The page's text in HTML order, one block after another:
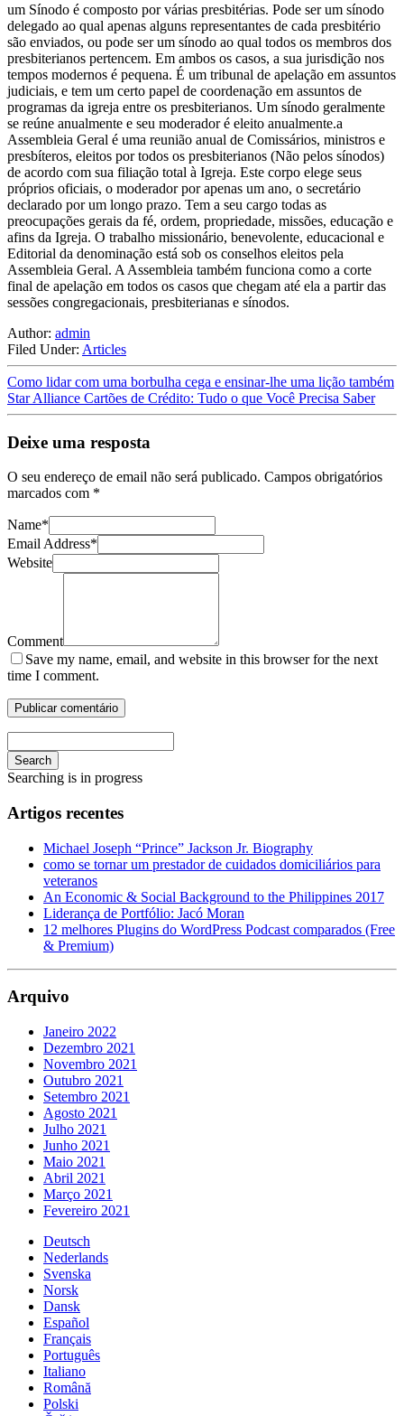
um Sínodo é composto por várias presbitérias. Pode ser um sínodo
delegado ao qual apenas alguns representantes de cada presbitério
são enviados, ou pode ser um sínodo ao qual todos os membros dos
presbiterianos pertencem. Em ambos os casos, a sua jurisdição nos
tempos modernos é pequena. É um tribunal de apelação em assuntos
judiciais, e tem um certo papel de coordenação em assuntos de
programas da igreja entre os presbiterianos. Um sínodo geralmente
se reúne anualmente e seu moderador é eleito anualmente.a
Assembleia Geral é uma reunião anual de Comissários, ministros e
presbíteros, eleitos por todos os presbiterianos (Não pelos sínodos)
de acordo com sua filiação total à Igreja. Este corpo elege seus
próprios oficiais, o moderador por apenas um ano, o secretário
declarado por um longo prazo. Tem a seu cargo todas as
preocupações gerais da fé, ordem, propriedade, missões, educação e
afins da Igreja. O trabalho missionário, benevolente, educacional e
Editorial da denominação está sob os conselhos eleitos pela
Assembleia Geral. A Assembleia também funciona como a corte
final de apelação em todos os casos que chegam até ela a partir das
sessões congregacionais, presbiterianas e sínodos.
Author: admin
Filed Under: Articles
Como lidar com uma borbulha cega e ensinar-lhe uma lição também
Star Alliance Cartões de Crédito: Tudo o que Você Precisa Saber
Deixe uma resposta
O seu endereço de email não será publicado. Campos obrigatórios
marcados com *
Name*
Email Address*
Website
Comment
Save my name, email, and website in this browser for the next
time I comment.
Search
Searching is in progress
Artigos recentes
Michael Joseph “Prince” Jackson Jr. Biography
como se tornar um prestador de cuidados domiciliários para
veteranos
An Economic & Social Background to the Philippines 2017
Liderança de Portfólio: Jacó Moran
12 melhores Plugins do WordPress Podcast comparados (Free
& Premium)
Arquivo
Janeiro 2022
Dezembro 2021
Novembro 2021
Outubro 2021
Setembro 2021
Agosto 2021
Julho 2021
Junho 2021
Maio 2021
Abril 2021
Março 2021
Fevereiro 2021
Deutsch
Nederlands
Svenska
Norsk
Dansk
Español
Français
Português
Italiano
Română
Polski